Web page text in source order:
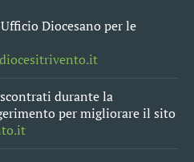
Diocesano per le
durante la
per migliorare il sito